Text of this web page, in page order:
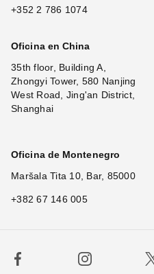
+352 2 786 1074
Oficina en China
35th floor, Building A,
Zhongyi Tower, 580 Nanjing
West Road, Jing'an District,
Shanghai
Oficina de Montenegro
Maršala Tita 10, Bar, 85000
+382 67 146 005